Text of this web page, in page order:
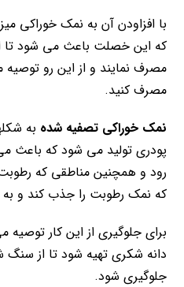
با افزاودن آن به نمک خوراکی
که این خصلت باعث می شود تا
مصرف نمایند و از این رو
مصرف کنید.
نمک خوراکی تصفیه شده به
پودری تولید می شود که باعث
رود و همچنین مناطقی که
که نمک رطوبت را جذب کند و
برای جلوگیری از این کار
دانه شکری تهیه شود تا از سنگ
جلوگیری شود.